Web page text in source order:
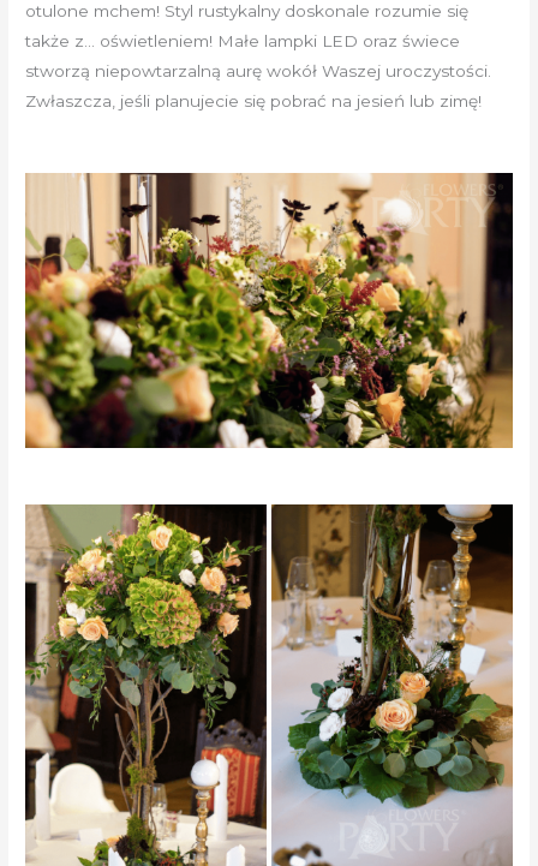
otulone mchem! Styl rustykalny doskonale rozumie się
także z… oświetleniem! Małe lampki LED oraz świece
stworzą niepowtarzalną aurę wokół Waszej uroczystości.
Zwłaszcza, jeśli planujecie się pobrać na jesień lub zimę!